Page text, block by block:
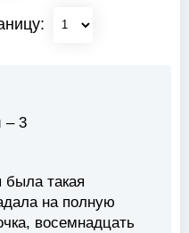
– 3
такая
на полную
восемнадцать